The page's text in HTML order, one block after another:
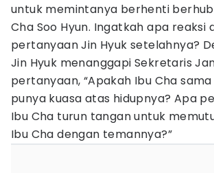
untuk memintanya berhenti
Cha Soo Hyun. Ingatkah apa reaksi
pertanyaan Jin Hyuk setelahnya?
Jin Hyuk menanggapi Sekretaris
pertanyaan, “Apakah Ibu Cha
punya kuasa atas hidupnya? Apa
Ibu Cha turun tangan untuk
Ibu Cha dengan temannya?”